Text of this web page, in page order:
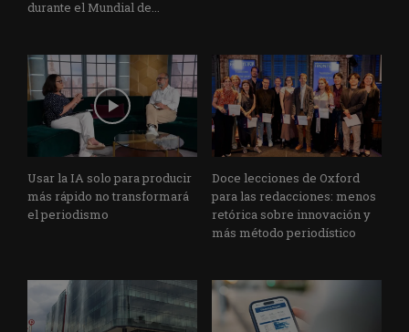
durante el Mundial de...
Usar la IA solo para producir
más rápido no transformará
el periodismo
Doce lecciones de Oxford
para las redacciones: menos
retórica sobre innovación y
más método periodístico